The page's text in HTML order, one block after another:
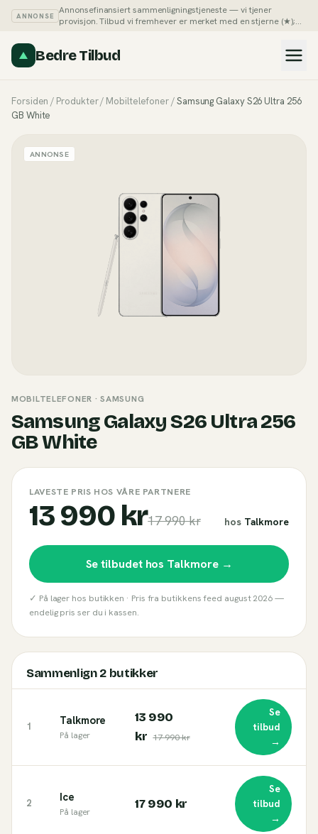
ANNONSE
Annonsefinansiert sammenligningstjeneste — vi tjener
provisjon. Tilbud vi fremhever er merket med en stjerne (★);
Bedre Tilbud
Forsiden / Produkter/ Mobiltelefoner/Samsung Galaxy S26 Ultra 256
GB White
ANNONSE
MOBILTELEFONER · SAMSUNG
Samsung Galaxy S26 Ultra 256
GB White
LAVESTE PRIS HOS VÅRE PARTNERE
13 990 kr17 990 kr hos Talkmore
Se tilbudet hos Talkmore→
✓ På lager hos butikken · Pris fra butikkens feed august 2026—
endelig pris ser du i kassen.
Sammenlign2butikker
1 Talkmore
På lager
13 990
kr 17 990 kr
Se
tilbud
→
2 Ice
På lager
17 990 kr
Se
tilbud
→